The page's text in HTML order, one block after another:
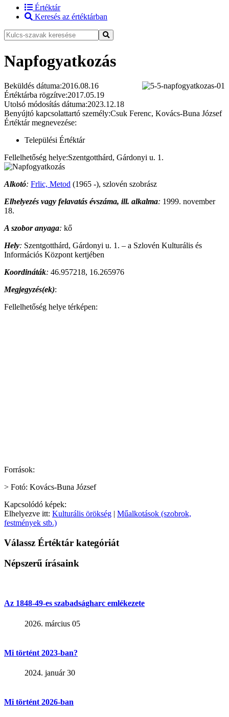
Értéktár
Keresés az értéktárban
Napfogyatkozás
Beküldés dátuma:2016.08.16
Értéktárba rögzítve:2017.05.19
Utolsó módosítás dátuma:2023.12.18
Benyújtó kapcsolattartó személy:Csuk Ferenc, Kovács-Buna József
Értéktár megnevezése:
Települési Értéktár
Fellelhetőség helye:Szentgotthárd, Gárdonyi u. 1.
Alkotó: Frlic, Metod (1965 -), szlovén szobrász
Elhelyezés vagy felavatás évszáma, ill. alkalma: 1999. november
18.
A szobor anyaga: kő
Hely: Szentgotthárd, Gárdonyi u. 1. – a Szlovén Kulturális és
Információs Központ kertjében
Koordináták: 46.957218, 16.265976
Megjegyzés(ek):
Fellelhetőség helye térképen:
Források:
> Fotó: Kovács-Buna József
Kapcsolódó képek:
Elhelyezve itt: Kulturális örökség | Műalkotások (szobrok,
festmények stb.)
Válassz Értéktár kategóriát
Népszerű írásaink
Az 1848-49-es szabadságharc emlékezete
2026. március 05
Mi történt 2023-ban?
2024. január 30
Mi történt 2026-ban